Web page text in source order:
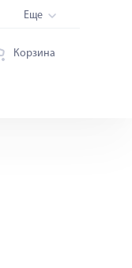
Еще
Корзина